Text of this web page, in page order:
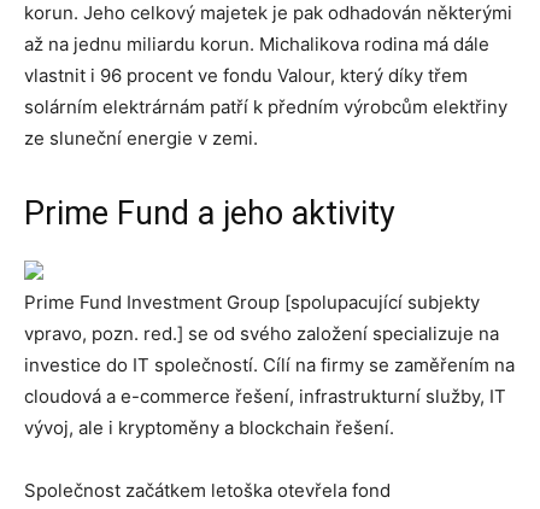
korun. Jeho celkový majetek je pak odhadován některými
až na jednu miliardu korun. Michalikova rodina má dále
vlastnit i 96 procent ve fondu Valour, který díky třem
solárním elektrárnám patří k předním výrobcům elektřiny
ze sluneční energie v zemi.
Prime Fund a jeho aktivity
Prime Fund Investment Group [spolupacující subjekty
vpravo, pozn. red.] se od svého založení specializuje na
investice do IT společností. Cílí na firmy se zaměřením na
cloudová a e-commerce řešení, infrastrukturní služby, IT
vývoj, ale i kryptoměny a blockchain řešení.
Společnost začátkem letoška otevřela fond